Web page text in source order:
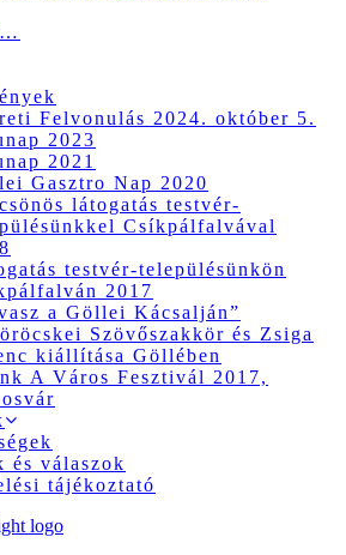
Felvonulás 2024. október 5.
2023
2021
Gasztro Nap 2020
látogatás testvér-
Csíkpálfalvával
testvér-településünkön
2017
a Göllei Kácsalján”
Szövőszakkör és Zsiga
kiállítása Göllében
A Város Fesztivál 2017,
és válaszok
tájékoztató